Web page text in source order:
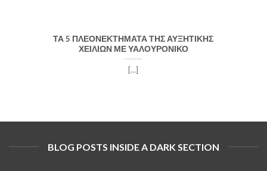
ΤΑ 5 ΠΛΕΟΝΕΚΤΗΜΑΤΑ ΤΗΣ ΑΥΞΗΤΙΚΗΣ
ΧΕΙΛΙΩΝ ΜΕ ΥΑΛΟΥΡΟΝΙΚΟ
[...]
BLOG POSTS INSIDE A DARK SECTION